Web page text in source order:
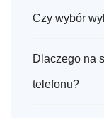
Czy wybór
Dlaczego na
telefonu?